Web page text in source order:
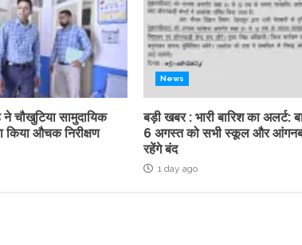
चौखुटिया सामुदायिक
किया औचक निरीक्षण
News
बड़ी खबर : भारी बारिश का अलर्ट:
6 अगस्त को सभी स्कूल और
रहेंगे बंद
1 day ago